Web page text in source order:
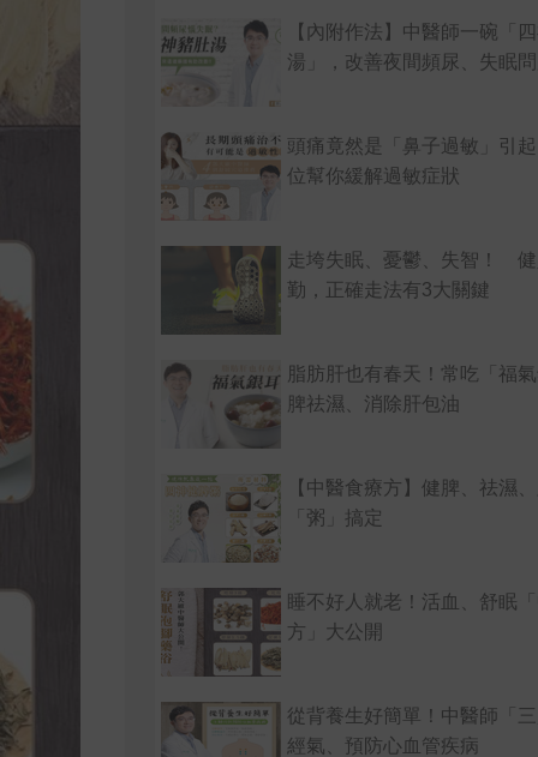
【內附作法】中醫師一碗「
湯」，改善夜間頻尿、失眠
頭痛竟然是「鼻子過敏」引
位幫你緩解過敏症狀
走垮失眠、憂鬱、失智！
勤，正確走法有3大關鍵
脂肪肝也有春天！常吃「福
脾祛濕、消除肝包油
【中醫食療方】健脾、祛濕
「粥」搞定
睡不好人就老！活血、舒眠
方」大公開
從背養生好簡單！中醫師「
經氣、預防心血管疾病